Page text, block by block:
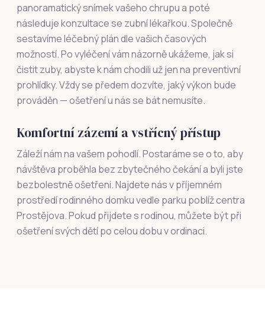
panoramatický snímek vašeho chrupu a poté
následuje konzultace se zubní lékařkou. Společně
sestavíme léčebný plán dle vašich časových
možností. Po vyléčení vám názorně ukážeme, jak si
čistit zuby, abyste k nám chodili už jen na preventivní
prohlídky. Vždy se předem dozvíte, jaký výkon bude
prováděn — ošetření u nás se bát nemusíte.
Komfortní zázemí a vstřícný přístup
Záleží nám na vašem pohodlí. Postaráme se o to, aby
návštěva proběhla bez zbytečného čekání a byli jste
bezbolestně ošetřeni. Najdete nás v příjemném
prostředí rodinného domku vedle parku poblíž centra
Prostějova. Pokud přijdete s rodinou, můžete být při
ošetření svých dětí po celou dobu v ordinaci.